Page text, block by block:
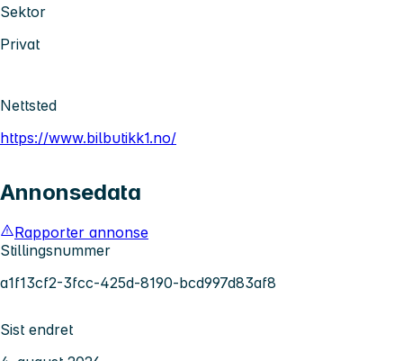
Sektor
Privat
Nettsted
https://www.bilbutikk1.no/
Annonsedata
Rapporter annonse
Stillingsnummer
a1f13cf2-3fcc-425d-8190-bcd997d83af8
Sist endret